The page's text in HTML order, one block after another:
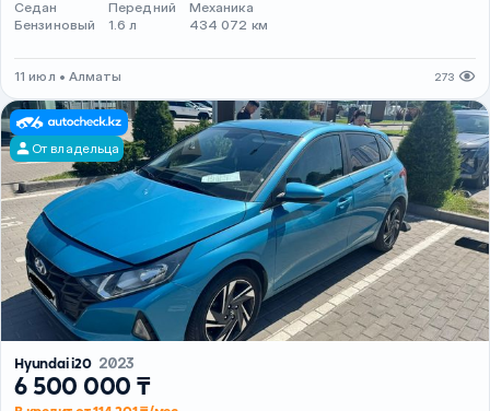
Седан
Бензиновый
Передний
1.6 л
Механика
434 072 км
11 июл • Алматы 273
От владельца
Hyundai i20 2023
6 500 000 ₸